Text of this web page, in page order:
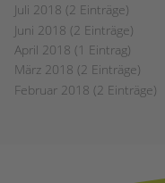
Juli 2018 (2 Einträge)
Juni 2018 (2 Einträge)
April 2018 (1 Eintrag)
März 2018 (2 Einträge)
Februar 2018 (2 Einträge)